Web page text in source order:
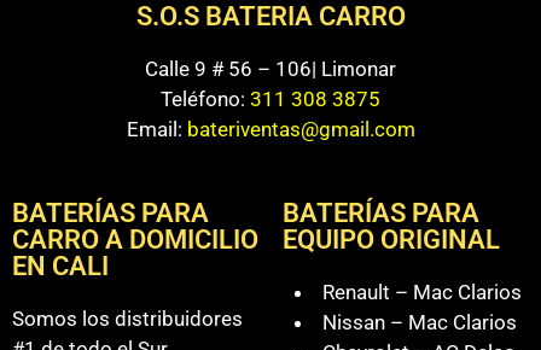
S.O.S BATERIA CARRO
Calle 9 # 56 – 106| Limonar
Teléfono: 311 308 3875
Email: bateriventas@gmail.com
BATERÍAS PARA
CARRO A DOMICILIO
EN CALI
Somos los distribuidores
BATERÍAS PARA
EQUIPO ORIGINAL
Renault – Mac Clarios
Nissan – Mac Clarios